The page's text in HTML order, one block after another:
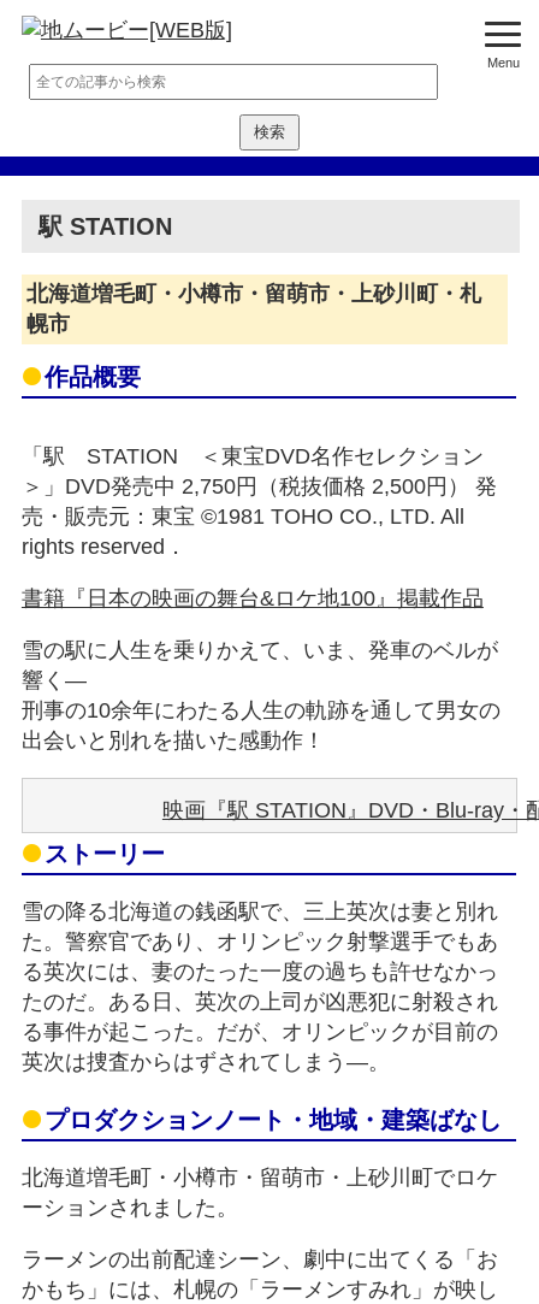
Menu
駅 STATION
北海道増毛町・小樽市・留萌市・上砂川町・札
幌市
作品概要
「駅 STATION ＜東宝DVD名作セレクション
＞」DVD発売中 2,750円（税抜価格 2,500円） 発
売・販売元：東宝 ©1981 TOHO CO., LTD. All
rights reserved．
書籍『日本の映画の舞台&ロケ地100』掲載作品
雪の駅に人生を乗りかえて、いま、発車のベルが
響く―
刑事の10余年にわたる人生の軌跡を通して男女の
出会いと別れを描いた感動作！
映画『駅 STATION』DVD・Blu-ray・
ストーリー
雪の降る北海道の銭函駅で、三上英次は妻と別れ
た。警察官であり、オリンピック射撃選手でもあ
る英次には、妻のたった一度の過ちも許せなかっ
たのだ。ある日、英次の上司が凶悪犯に射殺され
る事件が起こった。だが、オリンピックが目前の
英次は捜査からはずされてしまう―。
プロダクションノート・地域・建築ばなし
北海道増毛町・小樽市・留萌市・上砂川町でロケ
ーションされました。
ラーメンの出前配達シーン、劇中に出てくる「お
かもち」には、札幌の「ラーメンすみれ」が映し